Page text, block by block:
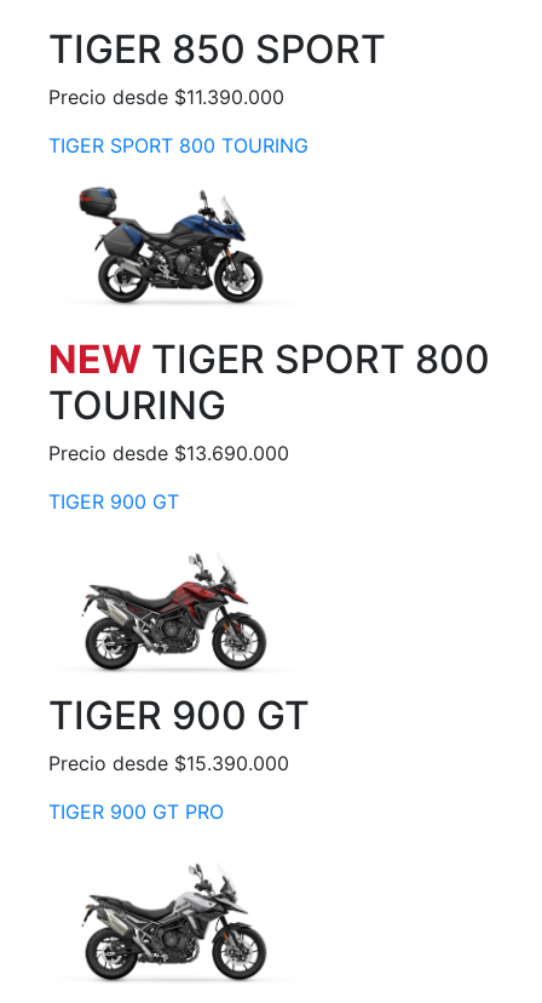
TIGER 850 SPORT
Precio desde $11.390.000
TIGER SPORT 800 TOURING
NEW TIGER SPORT 800
TOURING
Precio desde $13.690.000
TIGER 900 GT
TIGER 900 GT
Precio desde $15.390.000
TIGER 900 GT PRO